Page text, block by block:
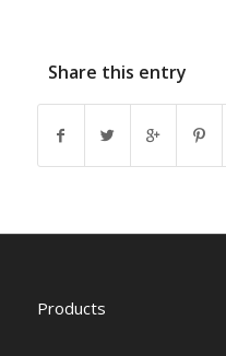
Share this entry
Products